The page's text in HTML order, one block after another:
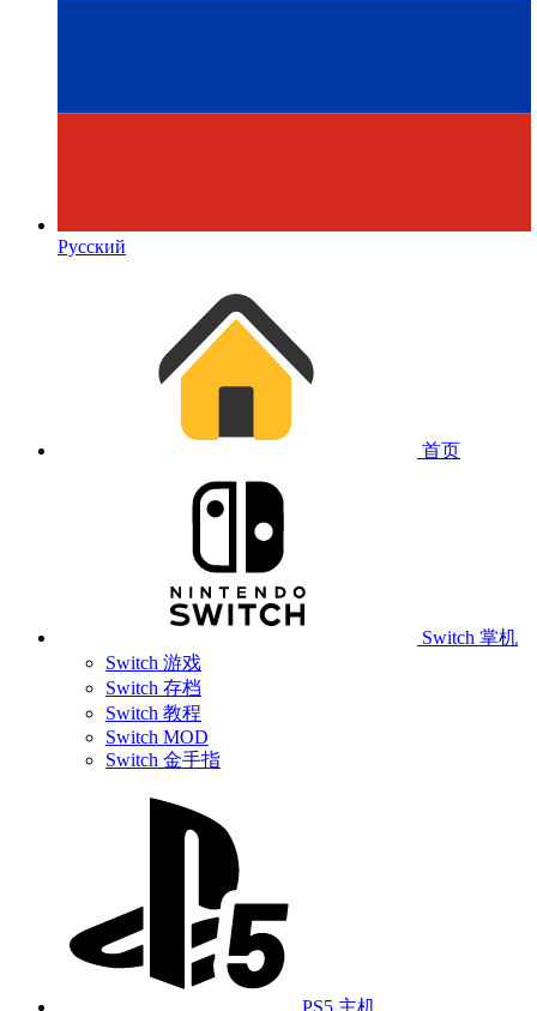
Русский
首页
Switch 掌机
Switch 游戏
Switch 存档
Switch 教程
Switch MOD
Switch 金手指